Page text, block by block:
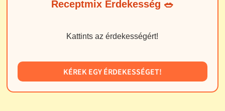
Receptmix Érdekesség 🥗
Kattints az érdekességért!
KÉREK EGY ÉRDEKESSÉGET!